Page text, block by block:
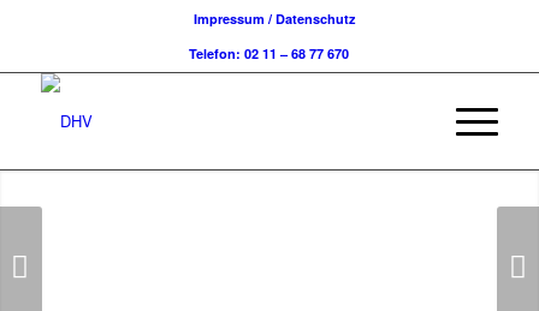
Impressum / Datenschutz
Telefon: 02 11 – 68 77 670